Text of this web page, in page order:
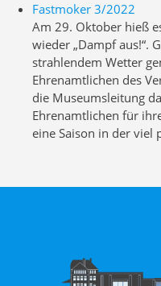
Fastmoker 3/2022
Am 29. Oktober hieß
wieder „Dampf aus!“.
strahlendem Wetter
Ehrenamtlichen des
die Museumsleitung
Ehrenamtlichen für
eine Saison in der viel